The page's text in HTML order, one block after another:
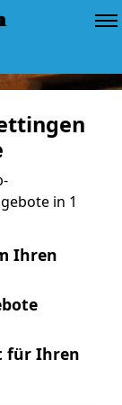
in 1
Ihren
für Ihren